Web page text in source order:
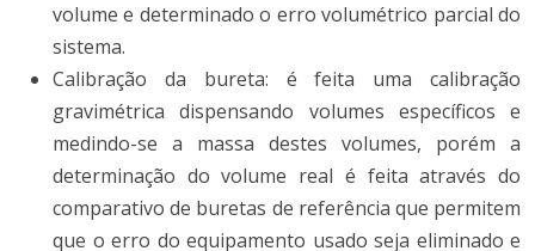
volume e determinado o erro volumétrico parcial do
sistema.
Calibração da bureta: é feita uma calibração
gravimétrica dispensando volumes específicos e
medindo-se a massa destes volumes, porém a
determinação do volume real é feita através do
comparativo de buretas de referência que permitem
que o erro do equipamento usado seja eliminado e